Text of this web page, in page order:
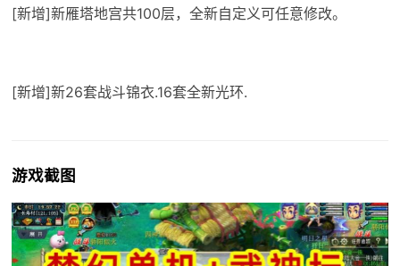
[新增]新雁塔地宫共100层，全新自定义可任意修改。
[新增]新26套战斗锦衣.16套全新光环.
游戏截图